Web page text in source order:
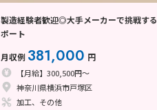
製造経験者歓迎◎大手メーカーで挑戦す
ポート
月収例 381,000 円
【月給】300,500円～
神奈川県横浜市戸塚区
加工、その他